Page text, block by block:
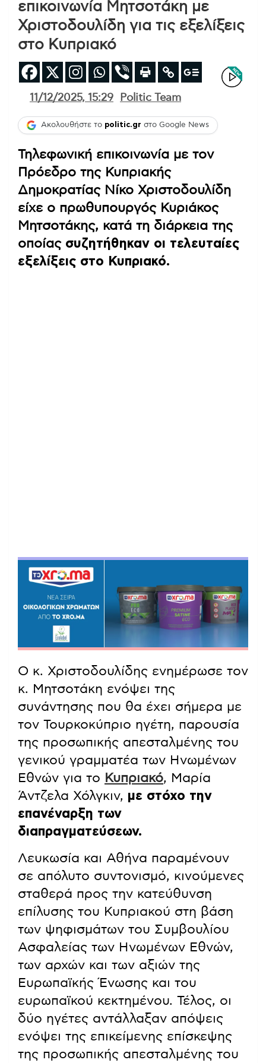
επικοινωνία Μητσοτάκη με
Χριστοδουλίδη για τις εξελίξεις
στο Κυπριακό
11/12/2025, 15:29 Politic Team
Ακολουθήστε το politic.gr στο Google News
Τηλεφωνική επικοινωνία με τον
Πρόεδρο της Κυπριακής
Δημοκρατίας Νίκο Χριστοδουλίδη
είχε ο πρωθυπουργός Κυριάκος
Μητσοτάκης, κατά τη διάρκεια της
οποίας συζητήθηκαν οι τελευταίες
εξελίξεις στο Κυπριακό.
Ο κ. Χριστοδουλίδης ενημέρωσε τον
κ. Μητσοτάκη ενόψει της
συνάντησης που θα έχει σήμερα με
τον Τουρκοκύπριο ηγέτη, παρουσία
της προσωπικής απεσταλμένης του
γενικού γραμματέα των Ηνωμένων
Εθνών για το Κυπριακό, Μαρία
Άντζελα Χόλγκιν, με στόχο την
επανέναρξη των
διαπραγματεύσεων.
Λευκωσία και Αθήνα παραμένουν
σε απόλυτο συντονισμό, κινούμενες
σταθερά προς την κατεύθυνση
επίλυσης του Κυπριακού στη βάση
των ψηφισμάτων του Συμβουλίου
Ασφαλείας των Ηνωμένων Εθνών,
των αρχών και των αξιών της
Ευρωπαϊκής Ένωσης και του
ευρωπαϊκού κεκτημένου. Τέλος, οι
δύο ηγέτες αντάλλαξαν απόψεις
ενόψει της επικείμενης επίσκεψης
της προσωπικής απεσταλμένης του